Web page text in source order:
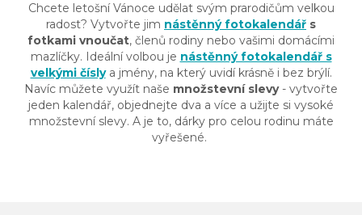
Chcete letošní Vánoce udělat svým prarodičům velkou
radost? Vytvořte jim nástěnný fotokalendář s
fotkami vnoučat, členů rodiny nebo vašimi domácími
mazlíčky. Ideální volbou je nástěnný fotokalendář s
velkými číslya jmény, na který uvidí krásně i bez brýlí.
Navíc můžete využít naše množstevní slevy- vytvořte
jeden kalendář, objednejte dva a více a užijte si vysoké
množstevní slevy. A je to, dárky pro celou rodinu máte
vyřešené.